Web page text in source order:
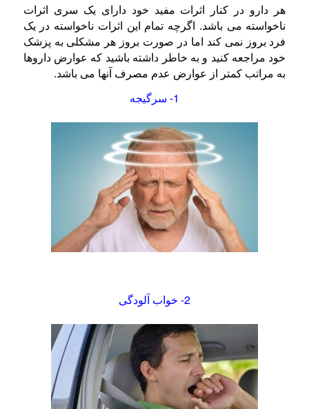
هر دارو در کنار اثرات مفید خود دارای یک سری اثرات
ناخواسته می باشد. اگرچه تمام این اثرات ناخواسته در یک
فرد بروز نمی کند اما در صورت بروز هر مشکلی به پزشک
خود مراجعه کنید و به خاطر داشته باشید که عوارض داروها
به مراتب کمتر از عوارض عدم مصرف آنها می باشد.
1- سرگیجه
2- خواب آلودگی